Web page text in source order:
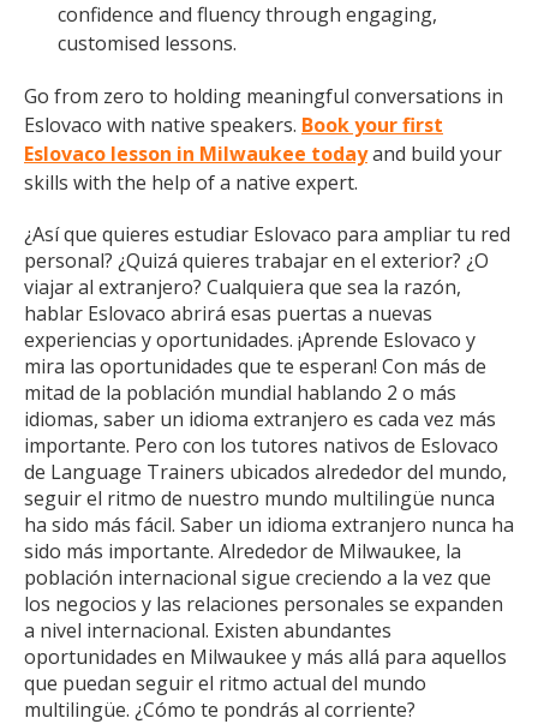
confidence and fluency through engaging,
customised lessons.
Go from zero to holding meaningful conversations in
Eslovaco with native speakers. Book your first
Eslovaco lesson in Milwaukee todayand build your
skills with the help of a native expert.
¿Así que quieres estudiar Eslovaco para ampliar tu red
personal? ¿Quizá quieres trabajar en el exterior? ¿O
viajar al extranjero? Cualquiera que sea la razón,
hablar Eslovaco abrirá esas puertas a nuevas
experiencias y oportunidades. ¡Aprende Eslovaco y
mira las oportunidades que te esperan! Con más de
mitad de la población mundial hablando 2 o más
idiomas, saber un idioma extranjero es cada vez más
importante. Pero con los tutores nativos de Eslovaco
de Language Trainers ubicados alrededor del mundo,
seguir el ritmo de nuestro mundo multilingüe nunca
ha sido más fácil. Saber un idioma extranjero nunca ha
sido más importante. Alrededor de Milwaukee, la
población internacional sigue creciendo a la vez que
los negocios y las relaciones personales se expanden
a nivel internacional. Existen abundantes
oportunidades en Milwaukee y más allá para aquellos
que puedan seguir el ritmo actual del mundo
multilingüe. ¿Cómo te pondrás al corriente?